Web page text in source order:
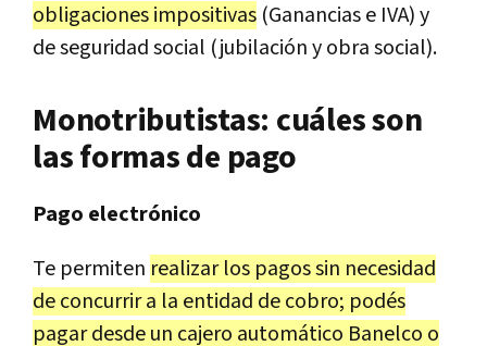
obligaciones impositivas (Ganancias e IVA) y
de seguridad social (jubilación y obra social).
Monotributistas: cuáles son
las formas de pago
Pago electrónico
Te permiten realizar los pagos sin necesidad
de concurrir a la entidad de cobro; podés
pagar desde un cajero automático Banelco o